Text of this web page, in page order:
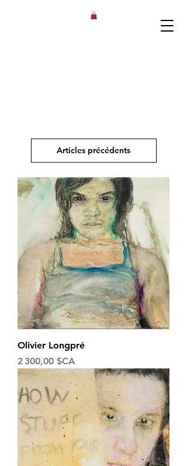
Articles précédents
Olivier Longpré
Prix
2 300,00 $CA